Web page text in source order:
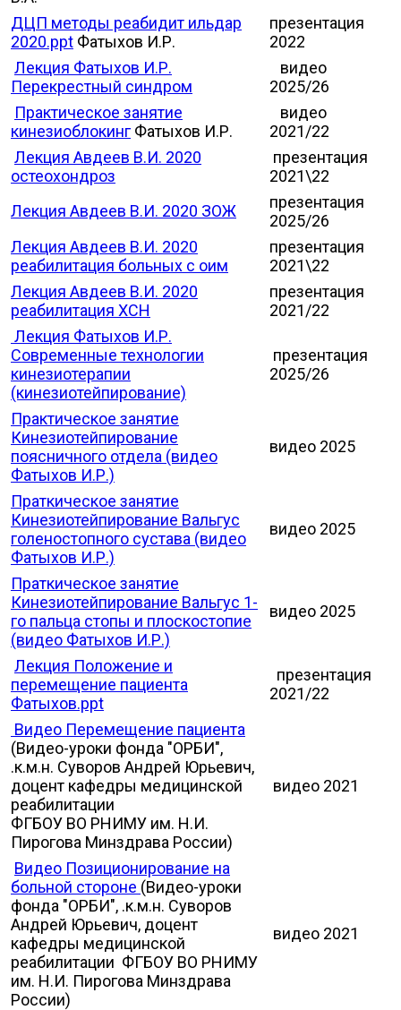
ДЦП методы реабидит ильдар
2020.ppt Фатыхов И.Р.
презентация
2022
Лекция Фатыхов И.Р.
Перекрестный синдром
видео
2025/26
Практическое занятие
кинезиоблокинг Фатыхов И.Р.
видео
2021/22
Лекция Авдеев В.И. 2020
остеохондроз
презентация
2021\22
Лекция Авдеев В.И. 2020 ЗОЖ
презентация
2025/26
Лекция Авдеев В.И. 2020
реабилитация больных с оим
презентация
2021\22
Лекция Авдеев В.И. 2020
реабилитация ХСН
презентация
2021/22
Лекция Фатыхов И.Р.
Современные технологии
кинезиотерапии
(кинезиотейпирование)
презентация
2025/26
Практическое занятие
Кинезиотейпирование
поясничного отдела (видео
Фатыхов И.Р.)
видео 2025
Праткическое занятие
Кинезиотейпирование Вальгус
голеностопного сустава (видео
Фатыхов И.Р.)
видео 2025
Праткическое занятие
Кинезиотейпирование Вальгус 1-
го пальца стопы и плоскостопие
(видео Фатыхов И.Р.)
видео 2025
Лекция Положение и
перемещение пациента
Фатыхов.ppt
презентация
2021/22
Видео Перемещение пациента
(Видео-уроки фонда "ОРБИ",
.к.м.н. Суворов Андрей Юрьевич,
доцент кафедры медицинской
реабилитации​
ФГБОУ ВО РНИМУ им. Н.И.
Пирогова Минздрава России)
видео 2021
Видео Позиционирование на
больной стороне (Видео-уроки
фонда "ОРБИ", .к.м.н. Суворов
Андрей Юрьевич, доцент
кафедры медицинской
реабилитации​ ФГБОУ ВО РНИМУ
им. Н.И. Пирогова Минздрава
России)
видео 2021